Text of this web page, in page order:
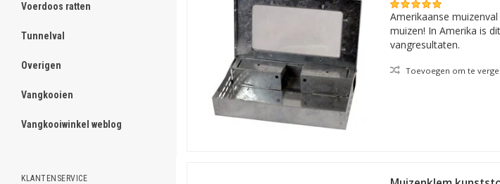
Voerdoos ratten
Tunnelval
Overigen
Vangkooien
Vangkooiwinkel weblog
KLANTENSERVICE
ghost
ghost
ghost
ghost
.
Amerikaanse
muizen! In Amerika is
vangresultaten.
Toevoegen om te